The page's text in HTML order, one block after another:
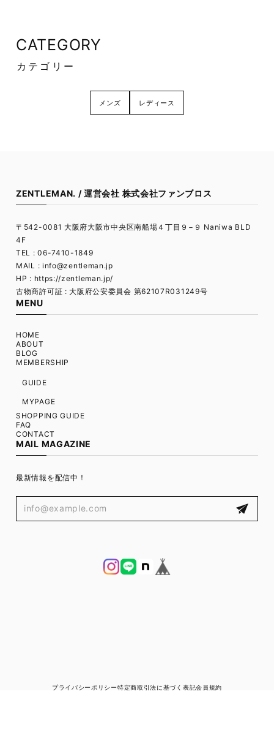
CATEGORY
カテゴリー
メンズ レディース
ZENTLEMAN. / 運営会社 株式会社ファンブロス
〒542-0081 大阪府大阪市中央区南船場４丁目９−９ Naniwa BLD
4F
TEL : 06-7410-1849
MAIL : info@zentleman.jp
HP : https://zentleman.jp/
古物商許可証 : 大阪府公安委員会 第62107R031249号
MENU
HOME
ABOUT
BLOG
MEMBERSHIP
GUIDE
MYPAGE
SHOPPING GUIDE
FAQ
CONTACT
MAIL MAGAZINE
最新情報を配信中！
プライバシーポリシー特定商取引法に基づく表記会員規約